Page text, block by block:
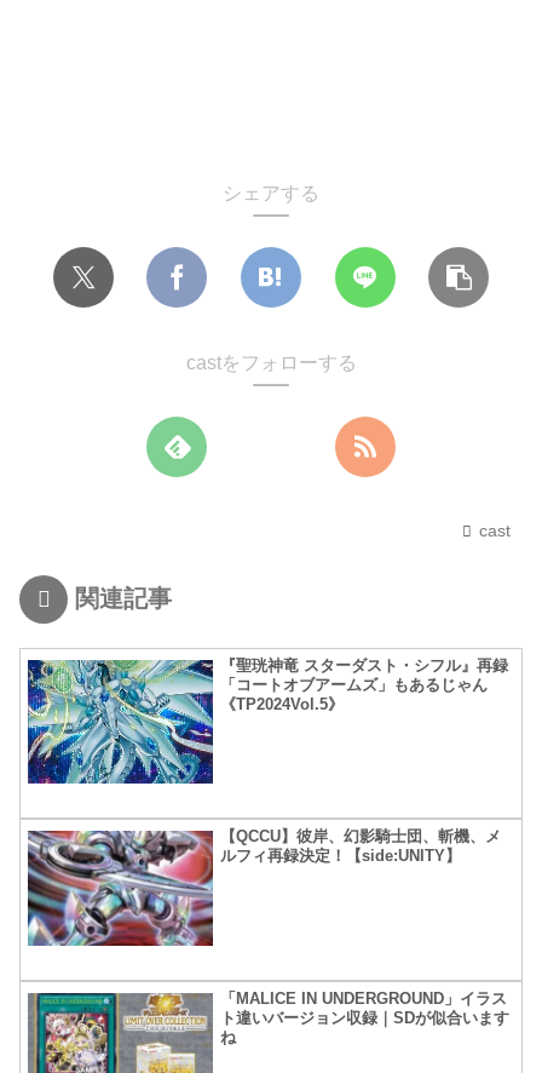
シェアする
castをフォローする
cast
関連記事
『聖珖神竜 スターダスト・シフル』再録
「コートオブアームズ」もあるじゃん
《TP2024Vol.5》
【QCCU】彼岸、幻影騎士団、斬機、メ
ルフィ再録決定！【side:UNITY】
「MALICE IN UNDERGROUND」イラス
ト違いバージョン収録｜SDが似合います
ね